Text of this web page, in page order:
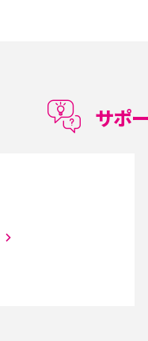
メリットを詳しく紹介
サポ